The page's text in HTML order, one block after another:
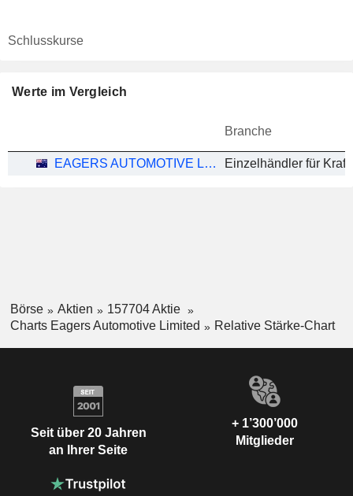
Schlusskurse
Werte im Vergleich
Branche
EAGERS AUTOMOTIVE LIMITED
Börse Aktien
157704 Aktie
Charts Eagers Automotive Limited
Relative Stärke-Chart
Seit über 20 Jahren
an Ihrer Seite
+ 1’300’000
Mitglieder